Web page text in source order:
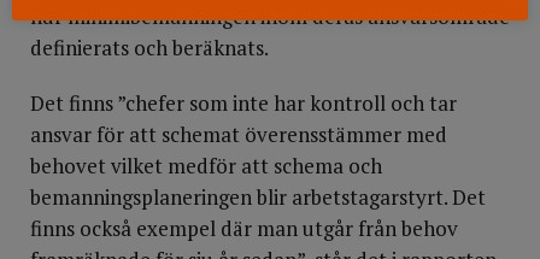
hur minimibemanningen inom deras ansvarsområde
definierats och beräknats.
Det finns ”chefer som inte har kontroll och tar
ansvar för att schemat överensstämmer med
behovet vilket medför att schema och
bemanningsplaneringen blir arbetstagarstyrt. Det
finns också exempel där man utgår från behov